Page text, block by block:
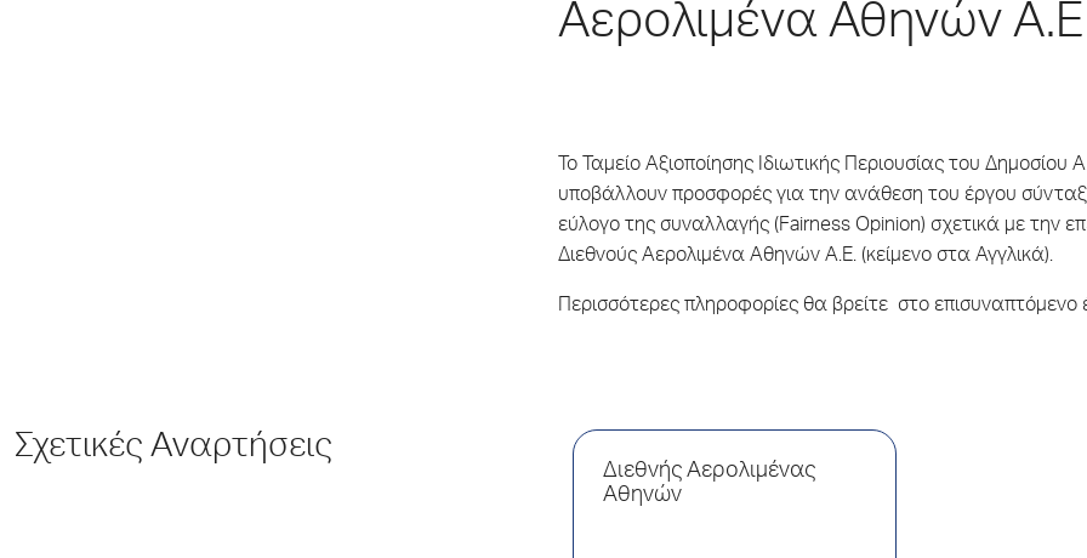
Αερολιμένα Αθηνών
Το Ταμείο Αξιοποίησης Ιδιωτικής Περιουσίας του
υποβάλλουν προσφορές για την ανάθεση του έργου
εύλογο της συναλλαγής (Fairness Opinion) σχετικά με την
Διεθνούς Αερολιμένα Αθηνών Α.Ε. (κείμενο στα Αγγλικά).
Περισσότερες πληροφορίες θα βρείτε στο επισυναπτόμενο
Σχετικές Αναρτήσεις
Διεθνής Αερολιμένας
Αθηνών